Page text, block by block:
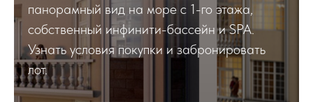
панорамный вид на море с 1-го этажа,
собственный инфинити-бассейн и SPA.
Узнать условия покупки и забронировать
лот.